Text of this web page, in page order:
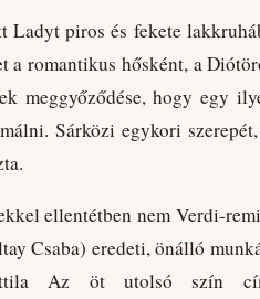
Ladyt piros és fekete
a romantikus hősként, a
meggyőződése, hogy egy
Sárközi egykori
ellentétben nem Verdi-
Csaba) eredeti, önálló
Az öt utolsó szín